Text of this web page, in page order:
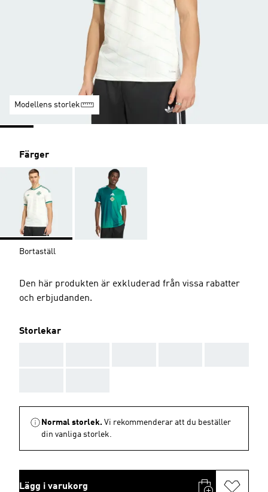
Modellens storlek
Färger
Bortaställ
Den här produkten är exkluderad från vissa rabatter
och erbjudanden.
Storlekar
Normal storlek. Vi rekommenderar att du beställer
din vanliga storlek.
Lägg i varukorg